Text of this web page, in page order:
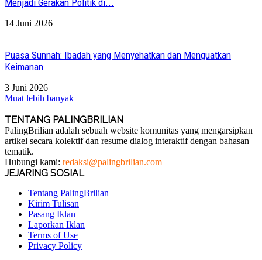
Menjadi Gerakan Politik di...
14 Juni 2026
Puasa Sunnah: Ibadah yang Menyehatkan dan Menguatkan
Keimanan
3 Juni 2026
Muat lebih banyak
TENTANG PALINGBRILIAN
PalingBrilian adalah sebuah website komunitas yang mengarsipkan
artikel secara kolektif dan resume dialog interaktif dengan bahasan
tematik.
Hubungi kami: redaksi@palingbrilian.com
JEJARING SOSIAL
Tentang PalingBrilian
Kirim Tulisan
Pasang Iklan
Laporkan Iklan
Terms of Use
Privacy Policy